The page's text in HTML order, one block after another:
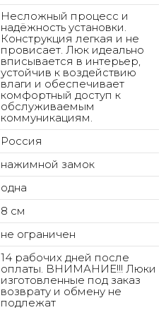
Несложный процесс и
надёжность установки.
Конструкция легкая и не
провисает. Люк идеально
вписывается в интерьер,
устойчив к воздействию
влаги и обеспечивает
комфортный доступ к
обслуживаемым
коммуникациям.
Россия
нажимной замок
одна
8 см
не ограничен
14 рабочих дней после
оплаты. ВНИМАНИЕ!!! Люки
изготовленные под заказ
возврату и обмену не
подлежат